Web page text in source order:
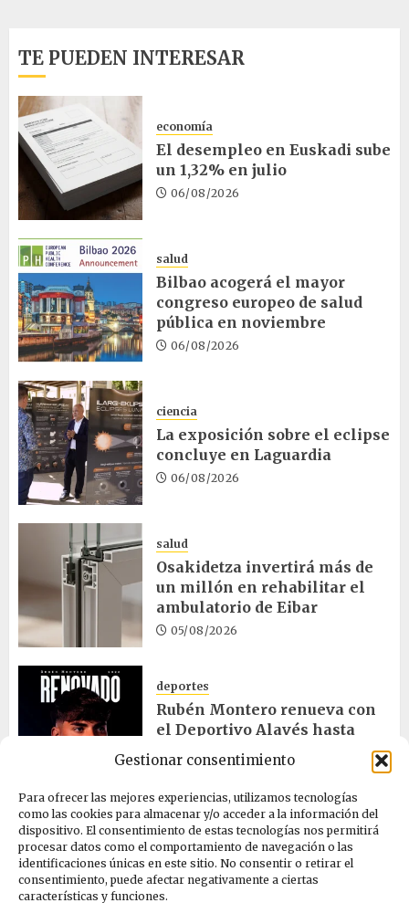
Gestionar consentimiento
Para ofrecer las mejores experiencias, utilizamos tecnologías
como las cookies para almacenar y/o acceder a la información del
dispositivo. El consentimiento de estas tecnologías nos permitirá
procesar datos como el comportamiento de navegación o las
identificaciones únicas en este sitio. No consentir o retirar el
consentimiento, puede afectar negativamente a ciertas
características y funciones.
TE PUEDEN INTERESAR
economía
El desempleo en Euskadi sube
un 1,32% en julio
06/08/2026
salud
Bilbao acogerá el mayor
congreso europeo de salud
pública en noviembre
06/08/2026
ciencia
La exposición sobre el eclipse
concluye en Laguardia
06/08/2026
salud
Osakidetza invertirá más de
un millón en rehabilitar el
ambulatorio de Eibar
05/08/2026
deportes
Rubén Montero renueva con
el Deportivo Alavés hasta
cultura
Melgosa, Barredo y Hurtado
asisten a la Bajada de Celedón